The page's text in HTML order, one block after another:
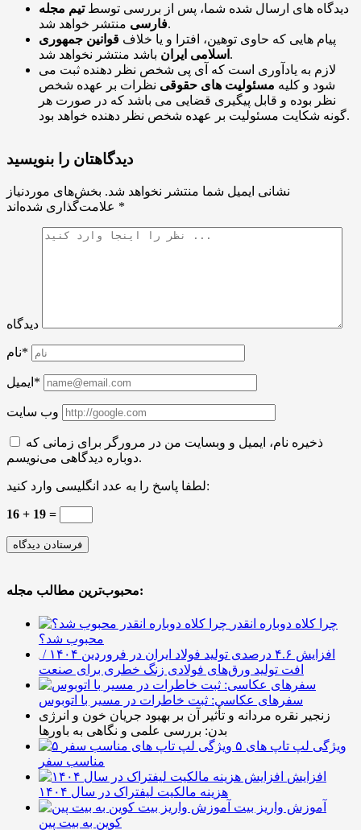
دیدگاه های ارسال شده شما، پس از بررسی توسطتیم مجله
فارسیمنتشر خواهد شد.
پیام هایی که حاوی توهین، افترا و یا خلاف قوانین جمهوری
اسلامی ایران باشد منتشر نخواهد شد.
لازم به یادآوری است که آی پی شخص نظر دهنده ثبت می
شود و کلیه مسئولیت های حقوقی نظرات بر عهده شخص
نظر بوده و قابل پیگیری قضایی می باشد که در صورت هر
گونه شکایت مسئولیت بر عهده شخص نظر دهنده خواهد بود.
دیدگاهتان را بنویسید
نشانی ایمیل شما منتشر نخواهد شد. بخش‌های موردنیاز
*
دیدگاه
نام*
ایمیل*
وب سایت
ذخیره نام، ایمیل و وبسایت من در مرورگر برای زمانی که
دوباره دیدگاهی می‌نویسم.
لطفا پاسخ را به عدد انگلیسی وارد کنید:
16 + 19 =
محبوب‌ترین مطالب مجله:
چرا کلاه دوباره انقدر
محبوب شد؟
افزایش ۴.۶ درصدی تولید فولاد ایران در فروردین ۱۴۰۴ /
افت تولید ورق‌های فولادی زنگ خطری برای صنعت
سفرهای عکاسی: ثبت خاطرات در مسیر با اتوبوس
زنجیر نقره مردانه و تأثیر آن بر بهبود جریان خون و انرژی
بدن: بررسی علمی و نگاهی به باورها
۵ ویژگی لپ تاپ های
مناسب سفر
افزایش
هزینه مالکیت لیفتراک در سال ۱۴۰۴
آموزش واریز بیت
کوین به بیت پین